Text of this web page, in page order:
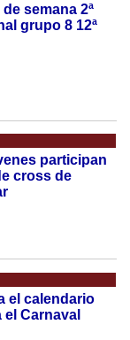
semana 2ª
grupo 8 12ª
participan
cross de
el calendario
Carnaval